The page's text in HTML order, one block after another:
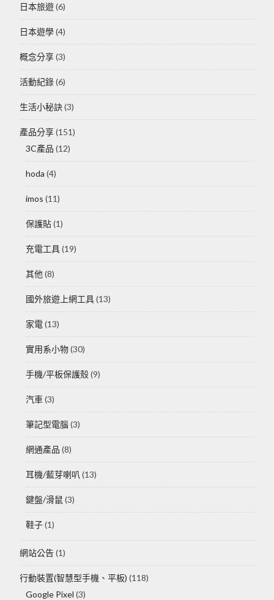
日本旅遊(6)
日本遊學(4)
概念分享(3)
活動紀錄(6)
生活小秘訣(3)
產品分享(151)
3C產品 (12)
hoda (4)
imos (11)
保護貼(1)
充電工具(19)
其他 (8)
國外旅遊上網工具(13)
家電 (13)
實用系小物(30)
手機/平板保護殼(9)
汽車 (3)
筆記型電腦(3)
網通產品 (8)
耳機/藍芽喇叭 (13)
鍵盤/滑鼠 (3)
鞋子(1)
網站公告(1)
行動裝置(智慧型手機、平板) (118)
Google Pixel (3)